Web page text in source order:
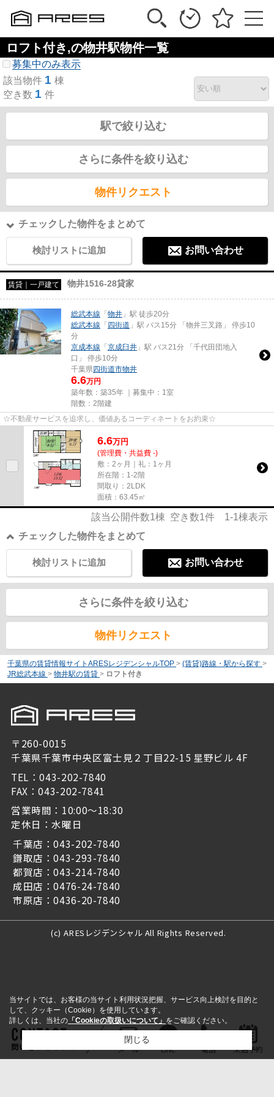
ロフト付き,の物井駅物件一覧
募集中のみ表示
該当物件 1 棟
空き数 1 件
駅で絞り込む
さらに条件を絞り込む
物件リクエスト
チェックした物件をまとめて
検討リストに追加 お問い合わせ
賃貸｜一戸建て 物井1516-28貸家
総武本線 「物井 」駅 徒歩20分
総武本線 「四街道 」駅 バス15分 「物井三叉路」 停歩10
分
京成本線 「京成臼井 」駅 バス21分 「千代田団地入
口」 停歩10分
千葉県四街道市物井
6.6万円
築年数：築35年 ｜募集中： 1室
階数：2階建
☆不動産サービスを追求し、価値あるコーディネートをお約束☆
6.6万円
(管理費・共益費 -)
敷：2ヶ月｜礼：1ヶ月
所在階：1-2階
間取り：2LDK
面積：63.45㎡
該当公開件数1棟 空き数1件 1-1棟表示
チェックした物件をまとめて
お問い合わせ
検討リストに追加
さらに条件を絞り込む
物件リクエスト
千葉県の賃貸情報サイトARESレジデンシャルTOP > (賃貸)路線・駅から探す >
JR総武本線 > 物井駅の賃貸 > ロフト付き
〒260-0015
千葉県千葉市中央区富士見２丁目22-15 星野ビル 4F
TEL：043-202-7840
FAX：043-202-7841
営業時間：10:00～18:30
定休日：水曜日
千葉店：043-202-7840
鎌取店：043-293-7840
都賀店：043-214-7840
成田店：0476-24-7840
市原店：0436-20-7840
(c) ARESレジデンシャル All Rights Reserved.
問い合わせをする メール LINE 電話 来店予約
当サイトでは、お客様の当サイト利用状況把握、サービス向上検討を目的と
して、クッキー（Cookie）を使用しています。
詳しくは、当社の 「Cookieの取扱いについて」 をご確認ください。
閉じる